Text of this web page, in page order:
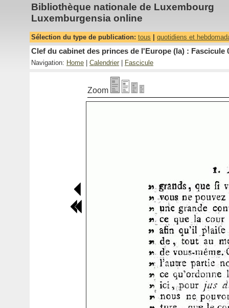
Bibliothèque nationale de Luxembourg
Luxemburgensia online
Sélection du type de publication: tous quotidiens et
Clef du cabinet des princes de l'Europe (la) : Fascicule
Navigation: Home Calendrier Fascicule
Zoom